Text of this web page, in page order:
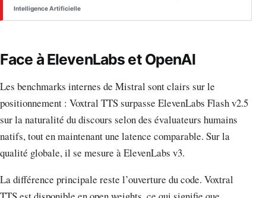
Intelligence Artificielle
Face à ElevenLabs et OpenAI
Les benchmarks internes de Mistral sont clairs sur le
positionnement : Voxtral TTS surpasse ElevenLabs Flash v2.5
sur la naturalité du discours selon des évaluateurs humains
natifs, tout en maintenant une latence comparable. Sur la
qualité globale, il se mesure à ElevenLabs v3.
La différence principale reste l’ouverture du code. Voxtral